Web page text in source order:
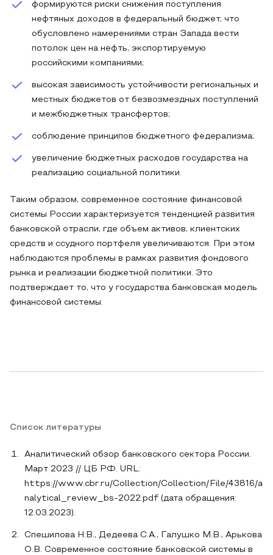
формируются риски снижения поступления
нефтяных доходов в федеральный бюджет, что
обусловлено намерениями стран Запада вести
потолок цен на нефть, экспортируемую
российскими компаниями;
высокая зависимость устойчивости региональных и
местных бюджетов от безвозмездных поступлений
и межбюджетных трансфертов;
соблюдение принципов бюджетного федерализма;
увеличение бюджетных расходов государства на
реализацию социальной политики.
Таким образом, современное состояние финансовой
системы России характеризуется тенденцией развития
банковской отрасли, где объем активов, клиентских
средств и ссудного портфеля увеличиваются. При этом
наблюдаются проблемы в рамках развития фондового
рынка и реализации бюджетной политики. Это
подтверждает то, что у государства банковская модель
финансовой системы.
Список литературы
Аналитический обзор банковского сектора России.
Март 2023 // ЦБ РФ. URL:
https://www.cbr.ru/Collection/Collection/File/43816/a
nalytical_review_bs-2022.pdf (дата обращения:
12.03.2023).
Спешилова Н.В., Дедеева С.А., Галушко М.В., Арькова
О.В. Современное состояние банковской системы в